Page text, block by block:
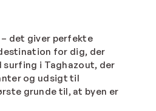
det giver perfekte
for dig, der
surfing i Taghazout, der
og udsigt til
grunde til, at byen er